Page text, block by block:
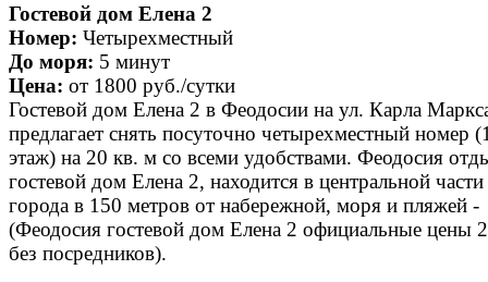
Гостевой дом Елена 2
Номер: Четырехместный
До моря: 5 минут
Цена: от 1800 руб./сутки
Гостевой дом Елена 2 в Феодосии на ул. Карла
предлагает снять посуточно четырехместный номер
этаж) на 20 кв. м со всеми удобствами. Феодосия
гостевой дом Елена 2, находится в центральной части
города в 150 метров от набережной, моря и пляжей -
(Феодосия гостевой дом Елена 2 официальные цены
без посредников).